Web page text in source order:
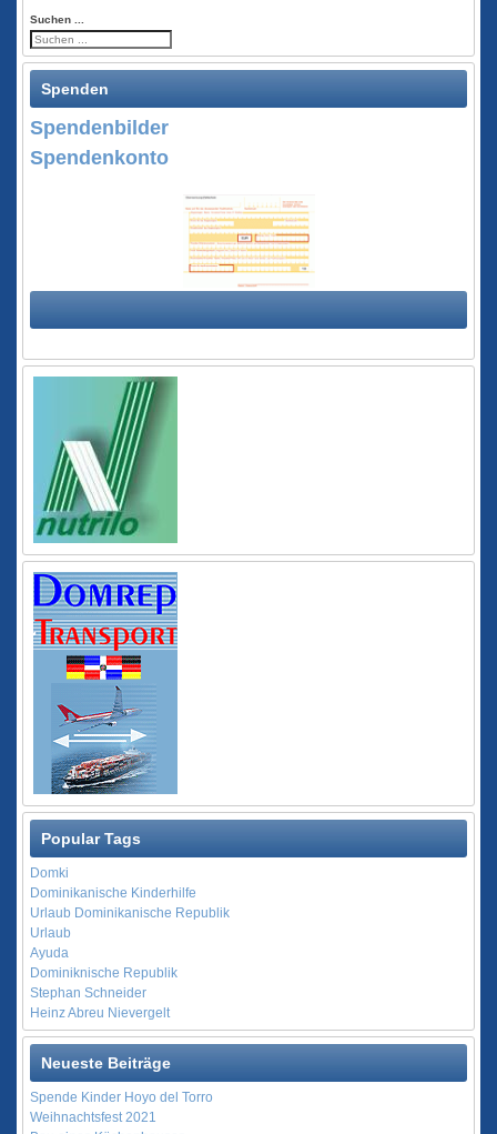
Suchen ...
Spenden
Spendenbilder
Spendenkonto
Popular Tags
Domki
Dominikanische Kinderhilfe
Urlaub Dominikanische Republik
Urlaub
Ayuda
Dominiknische Republik
Stephan Schneider
Heinz Abreu Nievergelt
Neueste Beiträge
Spende Kinder Hoyo del Torro
Weihnachtsfest 2021